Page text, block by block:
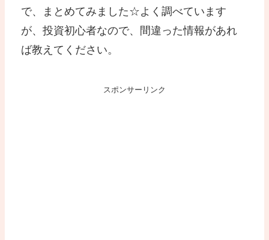
で、まとめてみました☆よく調べています
が、投資初心者なので、間違った情報があれ
ば教えてください。
スポンサーリンク